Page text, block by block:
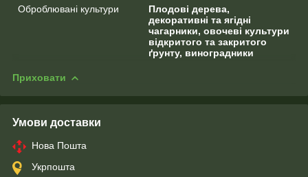
Оброблювані культури
Плодові дерева,
декоративні та ягідні
чагарники, овочеві культури
відкритого та закритого
ґрунту, виноградники
Приховати
Умови доставки
Нова Пошта
Укрпошта